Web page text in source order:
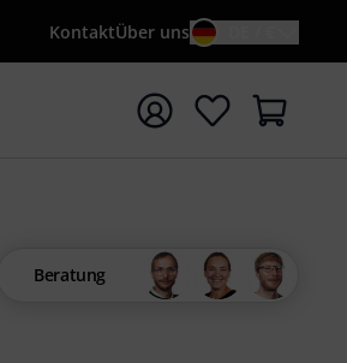
KontaktÜber uns
starten
Beratung